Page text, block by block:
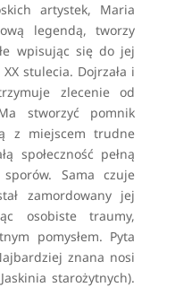
artystek, Maria
legendą, tworzy
wpisując się do jej
stulecia. Dojrzała i
zlecenie od
stworzyć pomnik
z miejscem trudne
społeczność pełną
Sama czuje
zamordowany jej
osobiste traumy,
pomysłem. Pyta
znana nosi
starożytnych).